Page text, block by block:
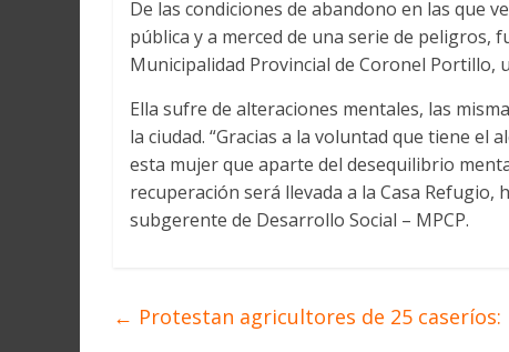
De las condiciones de abandono en las que
pública y a merced de una serie de peligros,
Municipalidad Provincial de Coronel Portillo,
Ella sufre de alteraciones mentales, las
la ciudad. “Gracias a la voluntad que tiene el
esta mujer que aparte del desequilibrio
recuperación será llevada a la Casa Refugio,
subgerente de Desarrollo Social – MPCP.
← Protestan agricultores de 25 caseríos: